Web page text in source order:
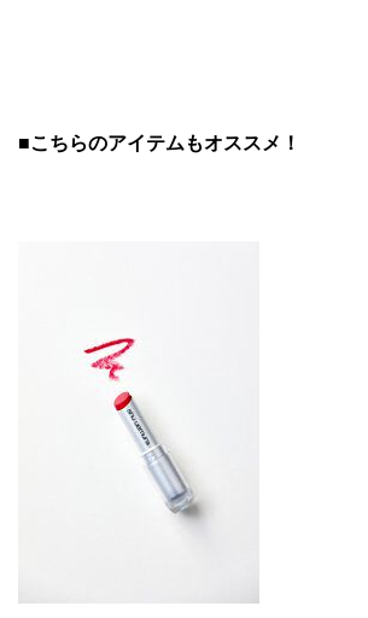
■こちらのアイテムもオススメ！